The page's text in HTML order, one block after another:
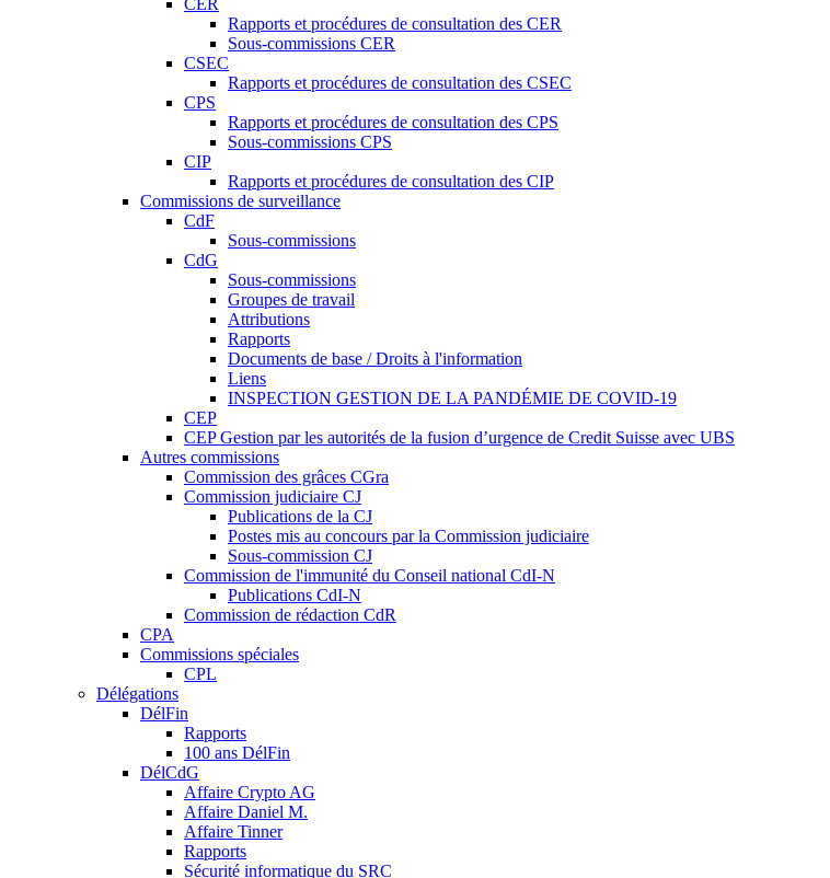
CER
Rapports et procédures de consultation des CER
Sous-commissions CER
CSEC
Rapports et procédures de consultation des CSEC
CPS
Rapports et procédures de consultation des CPS
Sous-commissions CPS
CIP
Rapports et procédures de consultation des CIP
Commissions de surveillance
CdF
Sous-commissions
CdG
Sous-commissions
Groupes de travail
Attributions
Rapports
Documents de base / Droits à l'information
Liens
INSPECTION GESTION DE LA PANDÉMIE DE COVID-19
CEP
CEP Gestion par les autorités de la fusion d’urgence de Credit Suisse avec UBS
Autres commissions
Commission des grâces CGra
Commission judiciaire CJ
Publications de la CJ
Postes mis au concours par la Commission judiciaire
Sous-commission CJ
Commission de l'immunité du Conseil national CdI-N
Publications CdI-N
Commission de rédaction CdR
CPA
Commissions spéciales
CPL
Délégations
DélFin
Rapports
100 ans DélFin
DélCdG
Affaire Crypto AG
Affaire Daniel M.
Affaire Tinner
Rapports
Sécurité informatique du SRC